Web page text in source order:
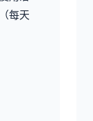
每天